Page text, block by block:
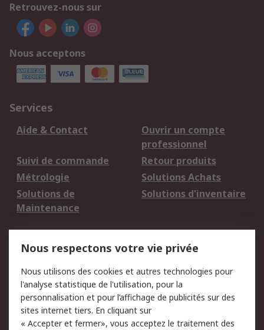
Retrouvez-nous sur
Nous acceptons
Services
Aide & Contact
Ouvrir un compte
professionnel
Suivi de commande
Retour produits
Métrologie
Solutions Achats
Solutions de
Maintenance
Solutions d'inventaire
du site
Politique de protection
des données - Mise à
jour
Sécurité des E-mails
Nous respectons votre vie privée
Nous utilisons des cookies et autres technologies pour
l'analyse statistique de l'utilisation, pour la
personnalisation et pour l’affichage de publicités sur des
sites internet tiers. En cliquant sur
« Accepter et fermer», vous acceptez le traitement des